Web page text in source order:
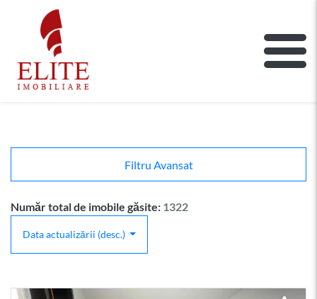
ELITE IMOBILIARE
Main Nav
Filtru Avansat
Număr total de imobile găsite: 1322
Data actualizării (desc.)